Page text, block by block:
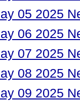
05 2025
06 2025
07 2025
08 2025
09 2025